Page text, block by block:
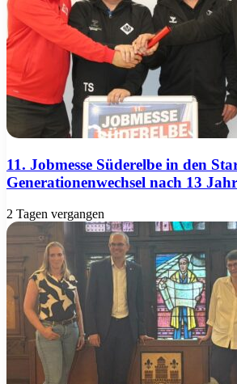
11. Jobmesse Süderelbe in den
Generationenwechsel nach 13
2 Tagen vergangen